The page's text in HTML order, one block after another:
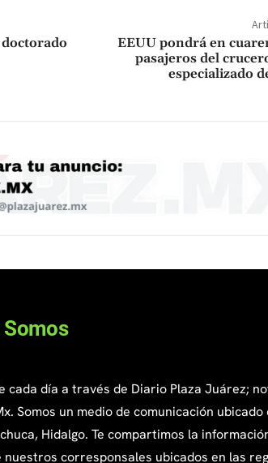
EEUU pondrá en
pasajeros del
especializado
Somos
cada día a través de Diario Plaza Juárez;
Somos un medio de comunicación ubicado
Hidalgo. Te compartimos la
nuestros corresponsales ubicados en las